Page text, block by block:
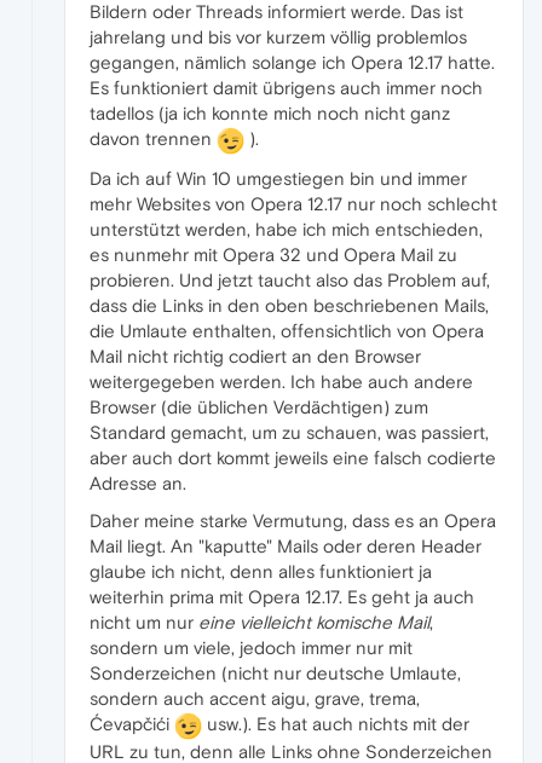
Bildern oder Threads informiert werde. Das ist
jahrelang und bis vor kurzem völlig problemlos
gegangen, nämlich solange ich Opera 12.17 hatte.
Es funktioniert damit übrigens auch immer noch
tadellos (ja ich konnte mich noch nicht ganz
davon trennen
).
Da ich auf Win 10 umgestiegen bin und immer
mehr Websites von Opera 12.17 nur noch schlecht
unterstützt werden, habe ich mich entschieden,
es nunmehr mit Opera 32 und Opera Mail zu
probieren. Und jetzt taucht also das Problem auf,
dass die Links in den oben beschriebenen Mails,
die Umlaute enthalten, offensichtlich von Opera
Mail nicht richtig codiert an den Browser
weitergegeben werden. Ich habe auch andere
Browser (die üblichen Verdächtigen) zum
Standard gemacht, um zu schauen, was passiert,
aber auch dort kommt jeweils eine falsch codierte
Adresse an.
Daher meine starke Vermutung, dass es an Opera
Mail liegt. An "kaputte" Mails oder deren Header
glaube ich nicht, denn alles funktioniert ja
weiterhin prima mit Opera 12.17. Es geht ja auch
nicht um nur eine vielleicht komische Mail,
sondern um viele, jedoch immer nur mit
Sonderzeichen (nicht nur deutsche Umlaute,
sondern auch accent aigu, grave, trema,
Ćevapčići
usw.). Es hat auch nichts mit der
URL zu tun, denn alle Links ohne Sonderzeichen